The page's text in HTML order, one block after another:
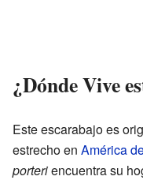
¿Dónde Vive
Este escarabajo es
estrecho en América
porteriencuentra su